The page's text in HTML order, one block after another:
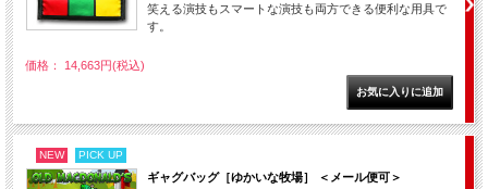
笑える演技もスマートな演技も両方できる便利な用具で
す。
価格： 14,663円(税込)
NEW PICK UP
ギャグバッグ［ゆかいな牧場］ ＜メール便可＞